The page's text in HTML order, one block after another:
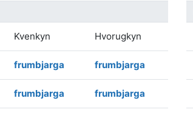
Kvenkyn Hvorugkyn
frumbjarga frumbjarga
frumbjarga frumbjarga